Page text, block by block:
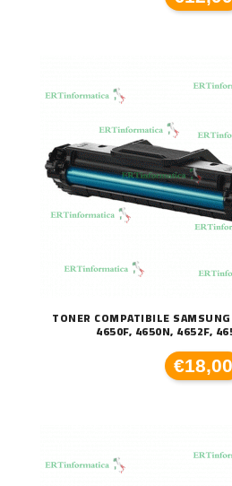
TONER COMPATIBILE
4650F, 4650N, 4652F,
€18,00